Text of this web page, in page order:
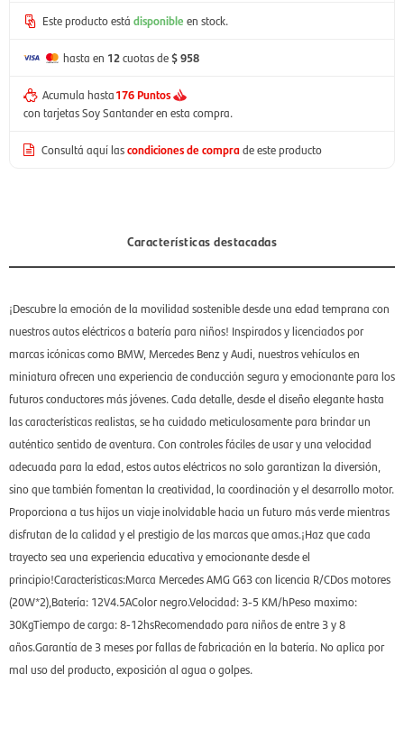
Este producto está disponible en stock.
hasta en 12cuotas de$ 958
Acumula hasta176 Puntos
con tarjetas Soy Santander en esta compra.
Consultá aquí lascondiciones de comprade este producto
Características destacadas
¡Descubre la emoción de la movilidad sostenible desde una edad temprana con
nuestros autos eléctricos a batería para niños! Inspirados y licenciados por
marcas icónicas como BMW, Mercedes Benz y Audi, nuestros vehículos en
miniatura ofrecen una experiencia de conducción segura y emocionante para los
futuros conductores más jóvenes. Cada detalle, desde el diseño elegante hasta
las características realistas, se ha cuidado meticulosamente para brindar un
auténtico sentido de aventura. Con controles fáciles de usar y una velocidad
adecuada para la edad, estos autos eléctricos no solo garantizan la diversión,
sino que también fomentan la creatividad, la coordinación y el desarrollo motor.
Proporciona a tus hijos un viaje inolvidable hacia un futuro más verde mientras
disfrutan de la calidad y el prestigio de las marcas que amas.¡Haz que cada
trayecto sea una experiencia educativa y emocionante desde el
principio!Características:Marca Mercedes AMG G63 con licencia R/CDos motores
(20W*2),Batería: 12V4.5AColor negro.Velocidad: 3-5 KM/hPeso maximo:
30KgTiempo de carga: 8-12hsRecomendado para niños de entre 3 y 8
años.Garantía de 3 meses por fallas de fabricación en la batería. No aplica por
mal uso del producto, exposición al agua o golpes.